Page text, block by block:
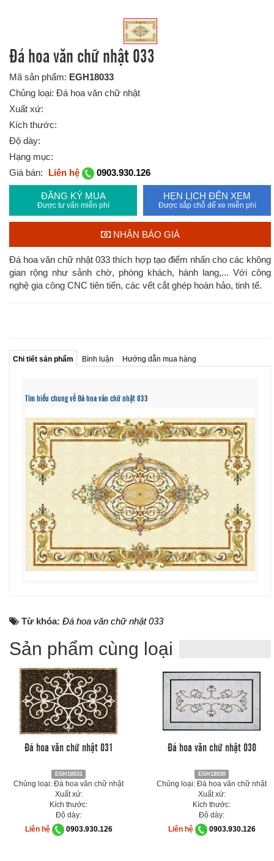
Đá hoa văn chữ nhật 033
Mã sản phẩm: EGH18033
Chủng loại: Đá hoa văn chữ nhật
Xuất xứ:
Kích thước:
Độ dày:
Hạng mục:
Giá bán:
Liên hệ 0903.930.126
ĐĂNG KÝ MUA
Được tư vấn miễn phí
HẸN LỊCH ĐẾN XEM
Được sắp chỗ để xe miễn phí
NHẬN BÁO GIÁ
Đá hoa văn chữ nhật 033 thích hợp tạo điểm nhấn cho các không
gian rộng như sảnh chờ, phòng khách, hành lang,... Với công
nghệ gia công CNC tiên tiến, các vết cắt ghép hoàn hảo, tinh tế.
Chi tiết sản phẩm Bình luận Hướng dẫn mua hàng
Tìm hiểu chung về Đá hoa văn chữ nhật 033
Từ khóa: Đá hoa văn chữ nhật 033
Sản phẩm cùng loại
Đá hoa văn chữ nhật 031
EGH18031
Chủng loại: Đá hoa văn chữ nhật
Xuất xứ:
Kích thước:
Độ dày:
Liên hệ
0903.930.126
Đá hoa văn chữ nhật 030
EGH18030
Chủng loại: Đá hoa văn chữ nhật
Xuất xứ:
Kích thước:
Độ dày:
Liên hệ
0903.930.126